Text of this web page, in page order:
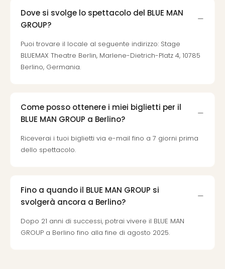
Dove si svolge lo spettacolo del BLUE MAN
GROUP?
Puoi trovare il locale al seguente indirizzo: Stage
BLUEMAX Theatre Berlin, Marlene-Dietrich-Platz 4, 10785
Berlino, Germania.
Come posso ottenere i miei biglietti per il
BLUE MAN GROUP a Berlino?
Riceverai i tuoi biglietti via e-mail fino a 7 giorni prima
dello spettacolo.
Fino a quando il BLUE MAN GROUP si
svolgerà ancora a Berlino?
Dopo 21 anni di successi, potrai vivere il BLUE MAN
GROUP a Berlino fino alla fine di agosto 2025.